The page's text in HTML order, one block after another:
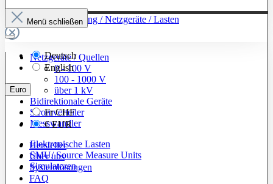
Zur Kategorie: Leistung / Netzgeräte / Lasten
Netzgeräte / Quellen
0 - 100 V
100 - 1000 V
über 1 kV
Bidirektionale Geräte
Stromverteiler
Messwandler
Elektronische Lasten
SMU/ Source Measure Units
Simulatoren
Menü schließen
Deutsch
English
Euro
FrCHF
€EUR
Hersteller
Über uns
Systemlösungen
FAQ